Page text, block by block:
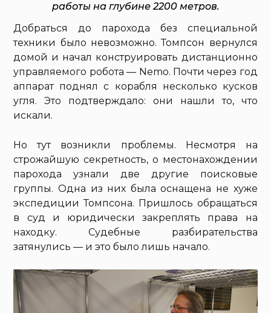
работы на глубине 2200 метров.
Добраться до парохода без специальной
техники было невозможно. Томпсон вернулся
домой и начал конструировать дистанционно
управляемого робота — Nemo. Почти через год
аппарат поднял с корабля несколько кусков
угля. Это подтверждало: они нашли то, что
искали.
Но тут возникли проблемы. Несмотря на
строжайшую секретность, о местонахождении
парохода узнали две другие поисковые
группы. Одна из них была оснащена не хуже
экспедиции Томпсона. Пришлось обращаться
в суд и юридически закреплять права на
находку. Судебные разбирательства
затянулись — и это было лишь начало.